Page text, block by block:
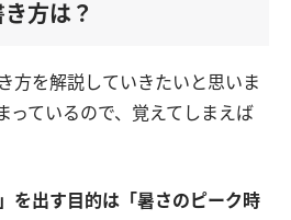
方は？
方を解説していきたいと思いま
っているので、覚えてしまえば
を出す目的は「暑さのピーク時